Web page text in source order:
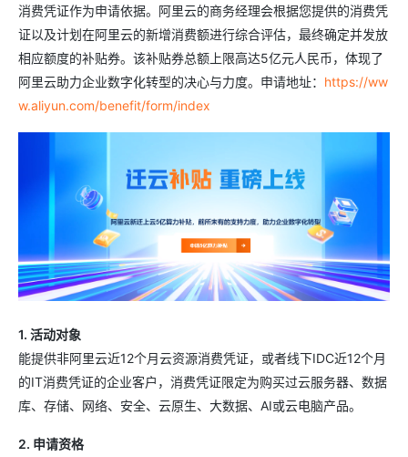
消费凭证作为申请依据。阿里云的商务经理会根据您提供的消费凭
证以及计划在阿里云的新增消费额进行综合评估，最终确定并发放
相应额度的补贴券。该补贴券总额上限高达5亿元人民币，体现了
阿里云助力企业数字化转型的决心与力度。申请地址： https://ww
w.aliyun.com/benefit/form/index
1. 活动对象
能提供非阿里云近12个月云资源消费凭证，或者线下IDC近12个月
的IT消费凭证的企业客户，消费凭证限定为购买过云服务器、数据
库、存储、网络、安全、云原生、大数据、AI或云电脑产品。
2. 申请资格